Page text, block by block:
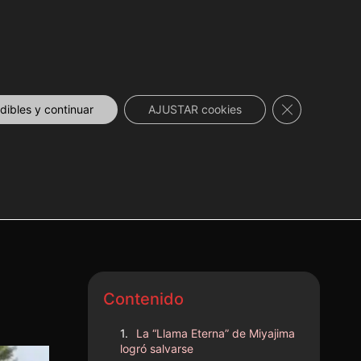
Contenido
La “Llama Eterna” de Miyajima
logró salvarse
y continuar AJUSTAR cookies Cerrar el